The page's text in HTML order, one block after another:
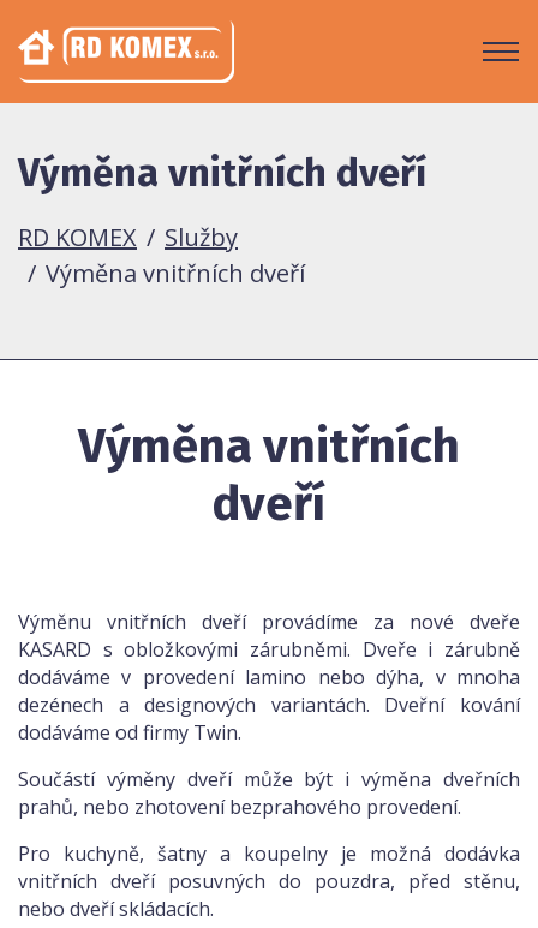
Výměna vnitřních dveří
RD KOMEX
Služby
Výměna vnitřních dveří
Výměna vnitřních
dveří
Výměnu vnitřních dveří provádíme za nové dveře
KASARD s obložkovými zárubněmi. Dveře i zárubně
dodáváme v provedení lamino nebo dýha, v mnoha
dezénech a designových variantách. Dveřní kování
dodáváme od firmy Twin.
Součástí výměny dveří může být i výměna dveřních
prahů, nebo zhotovení bezprahového provedení.
Pro kuchyně, šatny a koupelny je možná dodávka
vnitřních dveří posuvných do pouzdra, před stěnu,
nebo dveří skládacích.